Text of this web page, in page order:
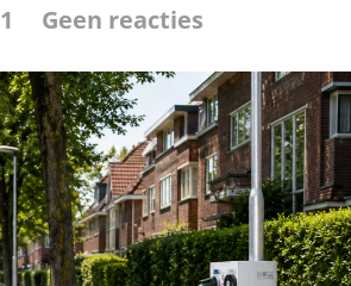
Geen reacties